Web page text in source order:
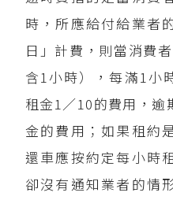
時，所應給付給業者
日」計費，則當消費
含1小時），每滿1小
租金1／10的費用，逾
金的費用；如果租約
還車應按約定每小時
卻沒有通知業者的情